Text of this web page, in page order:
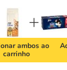
ambos ao
carrinho